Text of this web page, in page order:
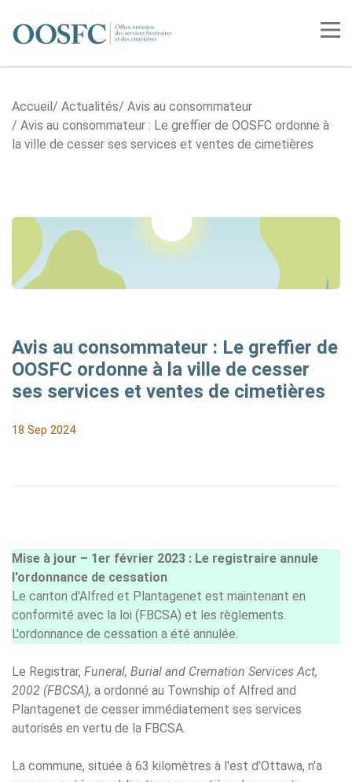
Accueil
Accueil Actualités
Avis au consommateur
Avis au consommateur : Le greffier de OOSFC ordonne à
la ville de cesser ses services et ventes de cimetières
Avis au consommateur : Le greffier de
OOSFC ordonne à la ville de cesser
ses services et ventes de cimetières
18 Sep 2024
Mise à jour – 1er février 2023 : Le registraire annule
l'ordonnance de cessation
Le canton d'Alfred et Plantagenet est maintenant en
conformité avec la loi (FBCSA) et les règlements.
L'ordonnance de cessation a été annulée.
Le Registrar, Funeral, Burial and Cremation Services Act,
2002 (FBCSA), a ordonné au Township of Alfred and
Plantagenet de cesser immédiatement ses services
autorisés en vertu de la FBCSA.
La commune, située à 63 kilomètres à l'est d'Ottawa, n'a